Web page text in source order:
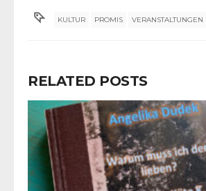
KULTUR PROMIS VERANSTALTUNGEN
RELATED POSTS